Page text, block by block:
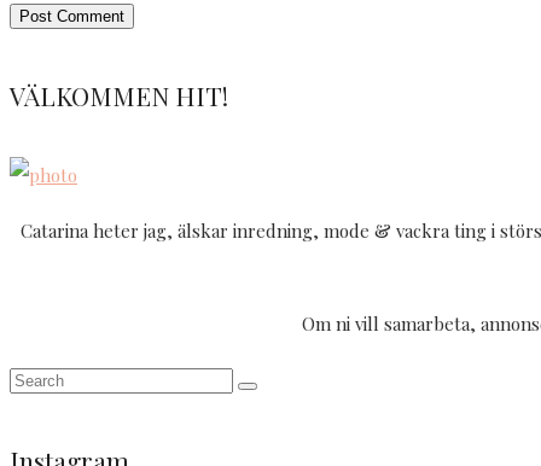
VÄLKOMMEN HIT!
Catarina heter jag, älskar inredning, mode & vackra ting i
Om ni vill samarbeta,